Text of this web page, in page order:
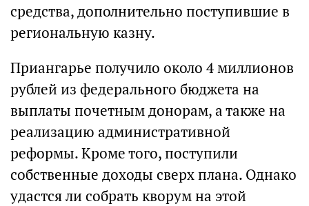
средства, дополнительно поступившие в
региональную казну.
Приангарье получило около 4 миллионов
рублей из федерального бюджета на
выплаты почетным донорам, а также на
реализацию административной
реформы. Кроме того, поступили
собственные доходы сверх плана. Однако
удастся ли собрать кворум на этой